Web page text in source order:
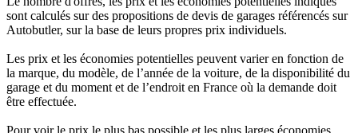
sont calculés sur des propositions de devis de garages référencés sur
Autobutler, sur la base de leurs propres prix individuels.
Les prix et les économies potentielles peuvent varier en fonction de
la marque, du modèle, de l’année de la voiture, de la disponibilité du
garage et du moment et de l’endroit en France où la demande doit
être effectuée.
Pour voir le prix le plus bas possible et les plus larges économies